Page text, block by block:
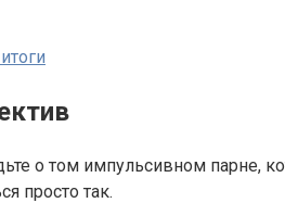
о том импульсивном парне,
просто так.